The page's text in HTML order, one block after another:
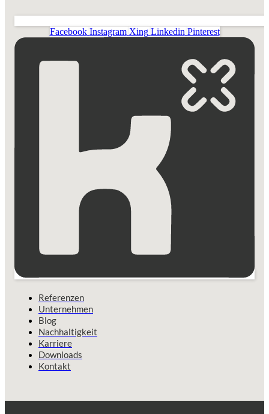
Facebook Instagram Xing Linkedin Pinterest
Referenzen
Unternehmen
Blog
Nachhaltigkeit
Karriere
Downloads
Kontakt